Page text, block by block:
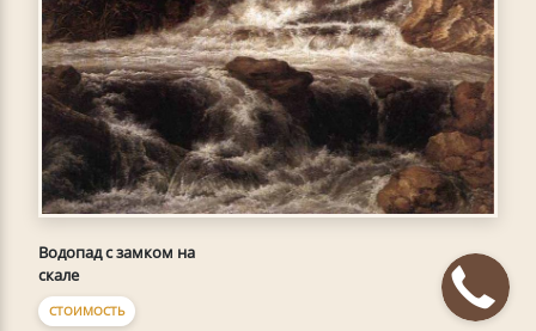
Водопад с замком на
скале
СТОИМОСТЬ